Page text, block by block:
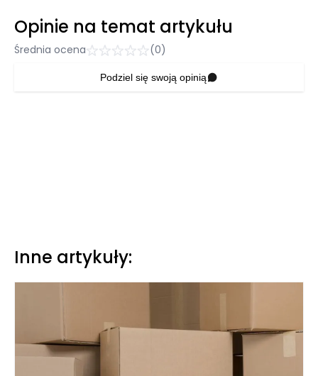
Opinie na temat artykułu
Średnia ocena (0)
Podziel się swoją opinią
Inne artykuły: